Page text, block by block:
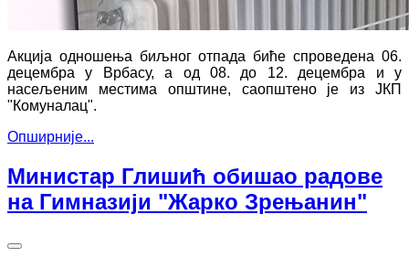
Акција одношења биљног отпада биће спроведена 06.
децембра у Врбасу, а од 08. до 12. децембра и у
насељеним местима општине, саопштено је из ЈКП
"Комуналац".
Опширније...
Министар Глишић обишао радове
на Гимназији "Жарко Зрењанин"